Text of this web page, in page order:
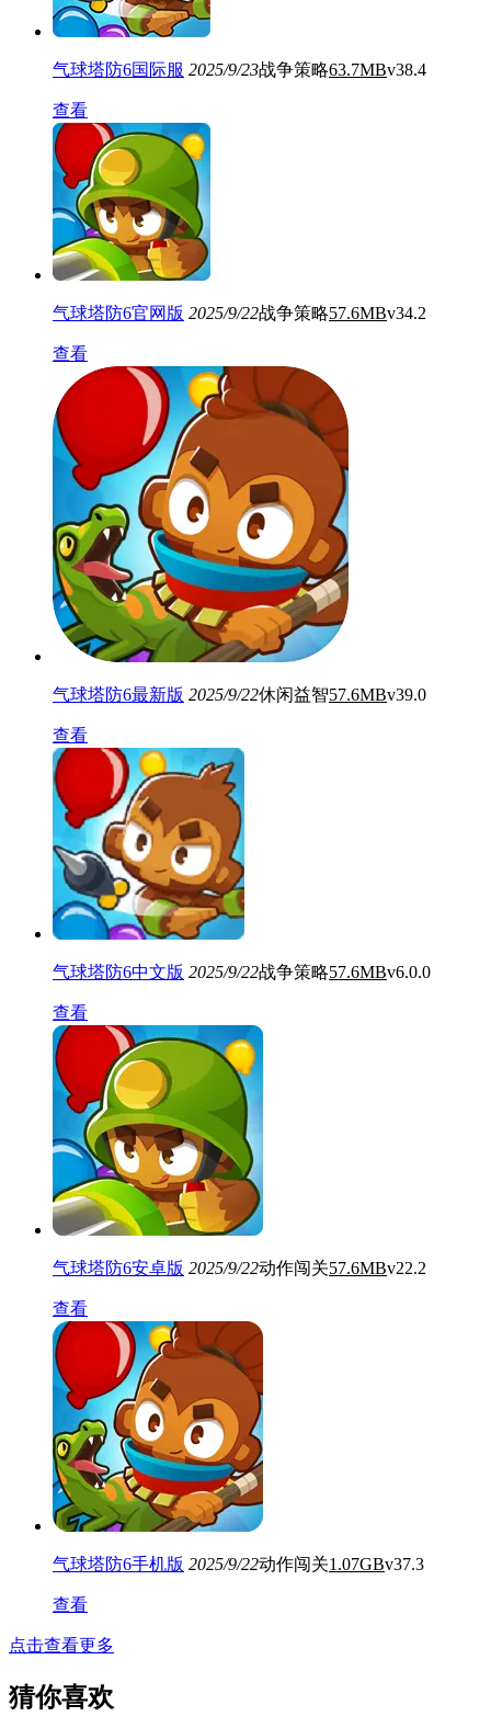
气球塔防6国际服 2025/9/23战争策略63.7MBv38.4
查看
气球塔防6官网版 2025/9/22战争策略57.6MBv34.2
查看
气球塔防6最新版 2025/9/22休闲益智57.6MBv39.0
查看
气球塔防6中文版 2025/9/22战争策略57.6MBv6.0.0
查看
气球塔防6安卓版 2025/9/22动作闯关57.6MBv22.2
查看
气球塔防6手机版 2025/9/22动作闯关1.07GBv37.3
查看
点击查看更多
猜你喜欢